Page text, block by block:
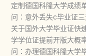
定制德国科隆大学成绩
问：意外丢失c毕业证
关于国外大学毕业证快
学学位证提前开版大概
问：办理德国科隆大学